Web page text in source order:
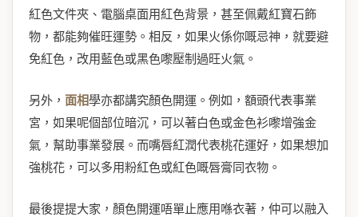
紅色文件夾、電腦桌面用紅色背景，甚至佩戴紅寶石飾
物，都能夠催旺運勢。相反，如果火係你嘅忌神，就要避
免紅色，改用藍色或黑色嚟壓制過旺火氣。
另外， 面相學亦都講究顏色開運。例如，額頭代表事業
宮，如果呢個部位暗沉，可以著白色或金色衫嚟增強金
氣，幫助事業發展。而嘴唇紅潤代表桃花運好，如果想加
強桃花，可以多用粉紅色或紅色嘅唇膏同衣物。
最後提提大家，顏色開運唔單止應用喺衣著，仲可以融入